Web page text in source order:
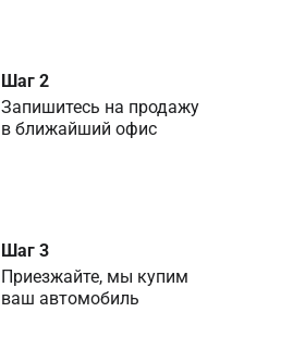
Шаг 2
Запишитесь на продажу
в ближайший офис
Шаг 3
Приезжайте, мы купим
ваш автомобиль